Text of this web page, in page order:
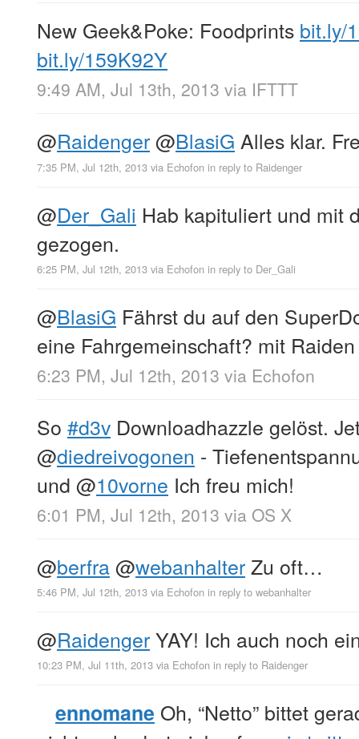
New Geek&Poke: Foodprints bit.ly/
bit.ly/159K92Y
9:49 AM, Jul 13th, 2013 via IFTTT
@Raidenger@BlasiG Alles klar.
7:35 PM, Jul 12th, 2013 via Echofon in reply to Raidenger
@Der_Gali Hab kapituliert und mit
gezogen.
6:25 PM, Jul 12th, 2013 via Echofon in reply to Der_Gali
@BlasiG Fährst du auf den
eine Fahrgemeinschaft? mit
6:23 PM, Jul 12th, 2013 via Echofon
So #d3v Downloadhazzle gelöst.
@diedreivogonen -
und @10vorne Ich freu mich!
6:01 PM, Jul 12th, 2013 via OS X
@berfra@webanhalterZu oft…
5:46 PM, Jul 12th, 2013 via Echofon in reply to webanhalter
@RaidengerYAY! Ich auch noch
10:23 PM, Jul 11th, 2013 via Echofon in reply to Raidenger
ennomane Oh, “Netto” bittet